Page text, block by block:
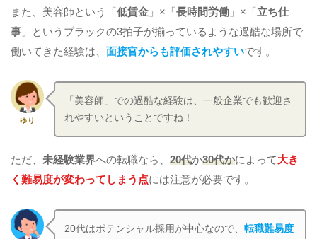
また、美容師という「低賃金 」×「長時間労働 」×「立ち仕
事 」というブラックの3拍子が揃っているような過酷な場所で
働いてきた経験は、 面接官からも評価されやすいです。
ゆり
「美容師」での過酷な経験は、一般企業でも歓迎さ
れやすいということですね！
ただ、 未経験業界への転職なら、 20代か30代かによって大き
く難易度が変わってしまう点には注意が必要です。
20代はポテンシャル採用が中心なので、転職難易度